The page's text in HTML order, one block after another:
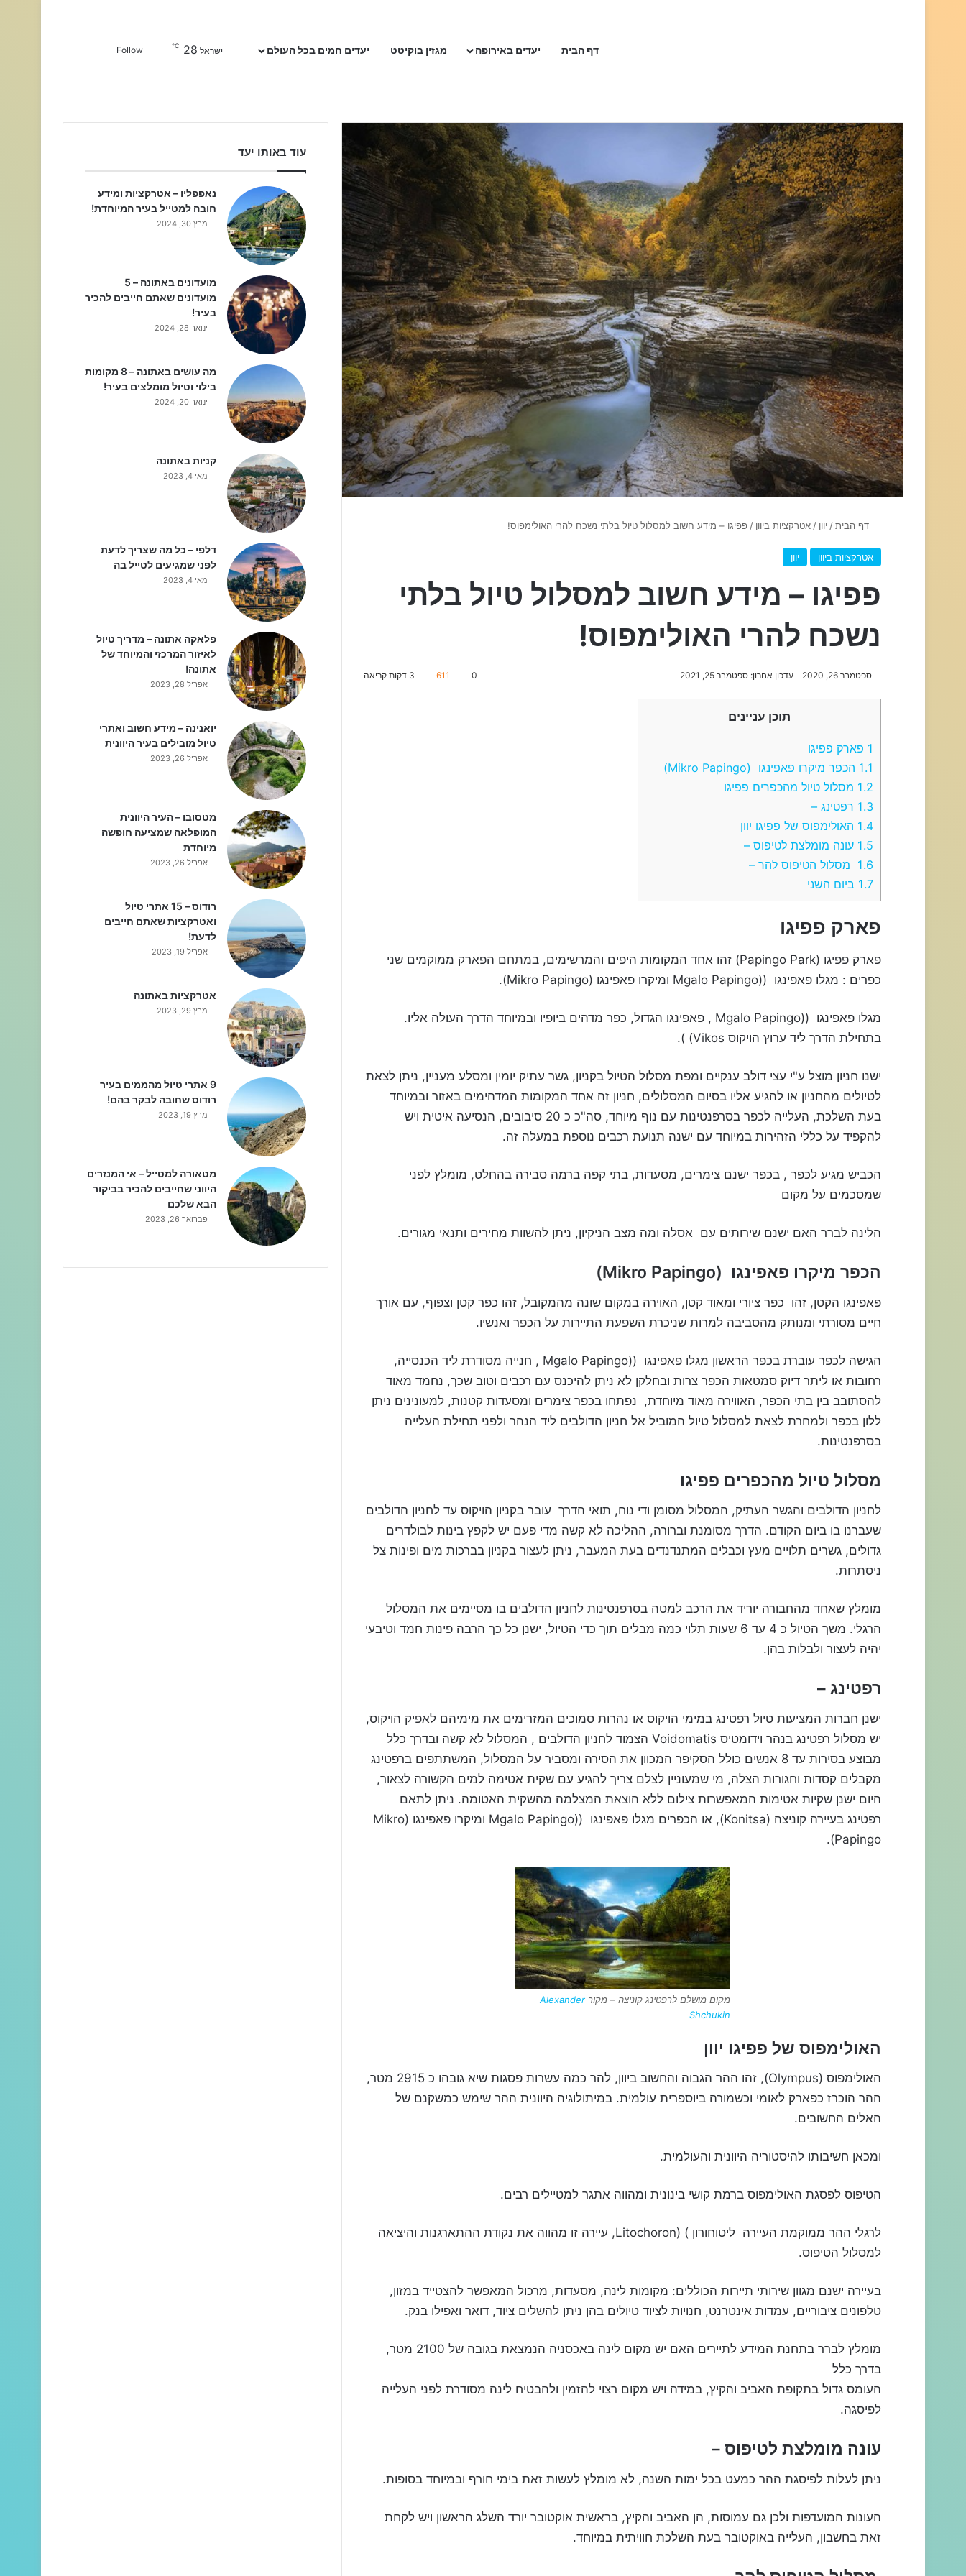
דף הבית יעדים באירופה מגזין בוקיטט יעדים חמים בכל העולם ישראל 28
℃
Follow
דף הבית/יוון /אטרקציות ביוון /פפיגו – מידע חשוב למסלול טיול בלתי נשכח להרי האולימפוס!
אטרקציות ביוון יוון
פפיגו – מידע חשוב למסלול טיול בלתי
נשכח להרי האולימפוס!
ספטמבר 26, 2020 עדכון אחרון: ספטמבר 25, 2021 0
611
תוכן עניינים
1 פארק פפיגו
1.1 הכפר מיקרו פאפינגו (Mikro Papingo)
1.2 מסלול טיול מהכפרים פפיגו
1.3 רפטינג –
1.4 האולימפוס של פפיגו יוון
1.5 עונה מומלצת לטיפוס –
1.6 מסלול הטיפוס להר –
1.7 ביום השני
פארק פפיגו
פארק פפיגו (Papingo Park) זהו אחד המקומות היפים והמרשימים, במתחם הפארק ממוקמים שני
כפרים : מגלו פאפינגו ((Mgalo Papingo ומיקרו פאפינגו (Mikro Papingo).
מגלו פאפינגו ((Mgalo Papingo , פאפינגו הגדול, כפר מדהים ביופיו ובמיוחד הדרך העולה אליו.
בתחילת הדרך ליד ערוץ הויקוס Vikos) ).
ישנו חניון מוצל ע"י עצי דולב ענקיים ומפת מסלול הטיול בקניון, גשר עתיק יומין ומסלע מעניין, ניתן לצאת
לטיולים מהחניון או להגיע אליו בסיום המסלולים, חניון זה אחד המקומות המדהימים באזור ובמיוחד
בעת השלכת, העלייה לכפר בסרפנטינות עם נוף מיוחד, סה"כ כ 20 סיבובים, הנסיעה איטית ויש
להקפיד על כללי הזהירות במיוחד עם ישנה תנועת רכבים נוספת במעלה זה.
הכביש מגיע לכפר , בכפר ישנם צימרים, מסעדות, בתי קפה ברמה סבירה בהחלט, מומלץ לפני
שמסכמים על מקום
הלינה לברר האם ישנם שירותים עם אסלה ומה מצב הניקיון, ניתן להשוות מחירים ותנאי מגורים.
הכפר מיקרו פאפינגו (Mikro Papingo)
פאפינגו הקטן, זהו כפר ציורי ומאוד קטן, האוירה במקום שונה מהמקובל, זהו כפר קטן וצפוף, עם אורך
חיים מסורתי ומנותק מהסביבה למרות שניכרת השפעת התיירות על הכפר ואנשיו.
הגישה לכפר עוברת בכפר הראשון מגלו פאפינגו ((Mgalo Papingo , חנייה מסודרת ליד הכנסייה,
רחובות או ליתר דיוק סמטאות הכפר צרות ובחלקן לא ניתן להיכנס עם רכבים וטוב שכך, נחמד מאוד
להסתובב בין בתי הכפר, האווירה מאוד מיוחדת, נפתחו בכפר צימרים ומסעדות קטנות, למעונינים ניתן
ללון בכפר ולמחרת לצאת למסלול טיול המוביל אל חניון הדולבים ליד הנהר ולפני תחילת העלייה
בסרפנטינות.
מסלול טיול מהכפרים פפיגו
לחניון הדולבים והגשר העתיק, המסלול מסומן ודי נוח, תואי הדרך עובר בקניון הויקוס עד לחניון הדולבים
שעברנו בו ביום הקודם. הדרך מסומנת וברורה, ההליכה לא קשה מדי פעם יש לקפץ בינות לבולדרים
גדולים, גשרים תלויים מעץ וכבלים המתנדנדים בעת המעבר, ניתן לעצור בקניון בברכות מים ופינות צל
ניסתרות.
מומלץ שאחד מהחבורה יוריד את הרכב למטה בסרפנטינות לחניון הדולבים בו מסיימים את המסלול
הרגלי. משך הטיול כ 4 עד 6 שעות תלוי כמה מבלים תוך כדי הטיול, ישנן כל כך הרבה פינות חמד וטיבעי
יהיה לעצור ולבלות בהן.
רפטינג –
ישנן חברות המציעות טיול רפטינג במימי הויקוס או נהרות סמוכים המזרימים את מימיהם לאפיק הויקוס,
יש מסלול רפטינג בנהר וידומטיס Voidomatis הצמוד לחניון הדולבים , המסלול לא קשה ובדרך כלל
מבוצע בסירות עד 8 אנשים כולל הסקיפר המכוון את הסירה ומסביר על המסלול, המשתתפים ברפטינג
מקבלים קסדות וחגורות הצלה, מי שמעוניין לצלם צריך להגיע עם שקית אטימה למים הקשורה לצאור,
היום ישנן שקיות אטימות המאפשרות צילום ללא הוצאת המצלמה מהשקית האטומה. ניתן לתאם
רפטינג בעיירה קוניצה (Konitsa), או הכפרים מגלו פאפינגו ((Mgalo Papingo ומיקרו פאפינגו (Mikro
Papingo).
מקום מושלם לרפטינג קוניצה – מקור Alexander
Shchukin
האולימפוס של פפיגו יוון
האולימפוס (Olympus), זהו ההר הגבוה והחשוב ביוון, להר כמה עשרות פסגות שיא גובהו כ 2915 מטר,
ההר הוכרז כפארק לאומי וכשמורה ביוספרית עולמית. במיתולוגיה היוונית ההר שימש כמשקנם של
האלים החשובים.
ומכאן חשיבותו להיסטוריה היוונית והעולמית.
הטיפוס לפסגת האולימפוס ברמת קושי בינונית ומהווה אתגר למטיילים רבים.
לרגלי ההר ממוקמת העיירה ליטוחורון ) (Litochoron, עיירה זו מהווה את נקודת ההתארגנות והיציאה
למסלול הטיפוס.
בעיירה ישנם מגוון שירותי תיירות הכוללים: מקומות לינה, מסעדות, מרכול המאפשר להצטייד במזון,
טלפונים ציבוריים, עמדות אינטרנט, חנויות לציוד טיולים בהן ניתן להשלים ציוד, דואר ואפילו בנק.
מומלץ לברר בתחנת המידע לתיירים האם יש מקום לינה באכסניה הנמצאת בגובה של 2100 מטר,
בדרך כלל
העומס גדול בתקופת האביב והקיץ, במידה ויש מקום רצוי להזמין ולהבטיח לינה מסודרת לפני העלייה
לפיסגה.
עונה מומלצת לטיפוס –
ניתן לעלות לפיסגת ההר כמעט בכל ימות השנה, לא מומלץ לעשות זאת בימי חורף ובמיוחד בסופות.
העונות המועדפות ולכן גם עמוסות, הן האביב והקיץ, בראשית אוקטובר יורד השלג הראשון ויש לקחת
זאת בחשבון, העלייה באוקטובר בעת השלכת חוויתית במיוחד.
עוד באותו יעד
נאפפליו – אטרקציות ומידע
חובה למטייל בעיר המיוחדת!
מרץ 30, 2024
מועדונים באתונה – 5
מועדונים שאתם חייבים להכיר
בעיר!
ינואר 28, 2024
מה עושים באתונה – 8 מקומות
בילוי וטיול מומלצים בעיר!
ינואר 20, 2024
קניות באתונה
מאי 4, 2023
דלפי – כל מה שצריך לדעת
לפני שמגיעים לטייל בה
מאי 4, 2023
פלאקה אתונה – מדריך טיול
לאיזור המרכזי והמיוחד של
אתונה!
אפריל 28, 2023
יואנינה – מידע חשוב ואתרי
טיול מובילים בעיר היוונית
אפריל 26, 2023
מטסובו – העיר היוונית
המופלאה שמציעה חופשה
מיוחדת
אפריל 26, 2023
רודוס – 15 אתרי טיול
ואטרקציות שאתם חייבים
לדעת!
אפריל 19, 2023
אטרקציות באתונה
מרץ 29, 2023
9 אתרי טיול מהממים בעיר
רודוס שחובה לבקר בהם!
מרץ 19, 2023
מטאורה למטייל – אי המנזרים
היווני שחייבים להכיר בביקור
הבא שלכם
פברואר 26, 2023